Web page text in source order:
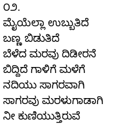
೦೨.
ಮೈಯೆಲ್ಲಾ ಉಬ್ಬುತಿದೆ
ಬಣ್ಣ ಬಿಡುತಿದೆ
ಬೆಳೆದ ಮರವು ದಿಡೀರನೆ
ಬಿದ್ದಿದೆ ಗಾಳಿಗೆ ಮಳೆಗೆ
ನದಿಯು ಸಾಗರವಾಗಿ
ಸಾಗರವು ಮರಳುಗಾಡಾಗಿ
ನೀ ಕುಣಿಯುತ್ತಿರುವೆ